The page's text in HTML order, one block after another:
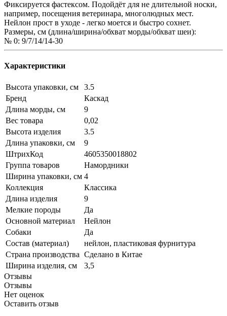
Фиксируется фастексом. Подойдёт для не длительной носки,
например, посещения ветеринара, многолюдных мест.
Нейлон прост в уходе - легко моется и быстро сохнет.
Размеры, см (длина/ширина/обхват морды/обхват шеи):
№ 0: 9/7/14/14-30
Характеристики
Высота упаковки, см
3.5
Бренд
Каскад
Длина морды, см
9
Вес товара
0,02
Высота изделия
3.5
Длина упаковки, см
9
ШтрихКод
4605350018802
Группа товаров
Намордники
Ширина упаковки, см 4
Коллекция
Классика
Длина изделия
9
Мелкие породы
Да
Основной материал
Нейлон
Собаки
Да
Состав (материал)
нейлон, пластиковая фурнитура
Страна производства Сделано в Китае
Ширина изделия, см
3,5
Отзывы
Отзывы
Нет оценок
Оставить отзыв